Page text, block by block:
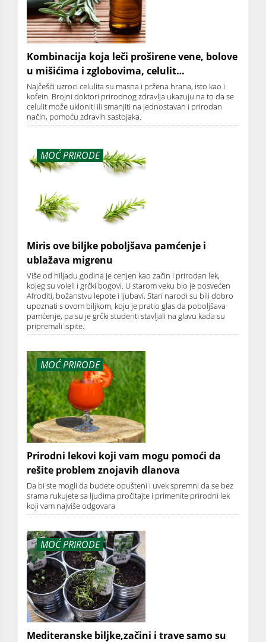
Kombinacija koja leči proširene vene, bolove
u mišićima i zglobovima, celulit…
Najčešći uzroci celulita su masna i pržena hrana, isto kao i
kofein. Brojni doktori prirodnog zdravlja ukazuju na to da se
celulit može ukloniti ili smanjiti na jednostavan i prirodan
način, pomoću zdravih sastojaka.
MOĆ PRIRODE
Miris ove biljke poboljšava pamćenje i
ublažava migrenu
Više od hiljadu godina je cenjen kao začin i prirodan lek,
kojeg su voleli i grčki bogovi. U starom veku bio je posvećen
Afroditi, božanstvu lepote i ljubavi. Stari narodi su bili dobro
upoznati s ovom biljkom, koju je pratio glas da poboljšava
pamćenje, pa su je grčki studenti stavljali na glavu kada su
pripremali ispite.
MOĆ PRIRODE
Prirodni lekovi koji vam mogu pomoći da
rešite problem znojavih dlanova
Da bi ste mogli da budete opušteni i uvek spremni da se bez
srama rukujete sa ljudima pročitajte i primenite prirodni lek
koji vam najviše odgovara
MOĆ PRIRODE
Mediteranske biljke,začini i trave samo su